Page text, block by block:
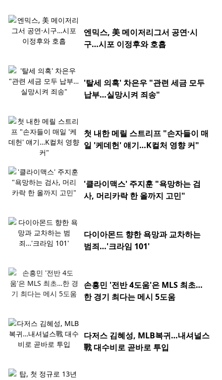
엔믹스, 美 메이저리그서 공연·시
구…시포 이정후와 호흡
'탈세 의혹' 차은우 "관련 세금 모두
납부…실망시켜 죄송"
첫 내한 메릴 스트리프 "손자들이 매
일 '케데헌' 얘기…K컬처 영향 커"
'클라이맥스' 주지훈 "욕망하는 검
사, 머리카락 한 올까지 고민"
다이아몬드 향한 욕망과 교차하는
범죄…'크라임 101'
손흥민 '전반 4도움'은 MLS 최초…
한 경기 최다는 메시 5도움
다저스 김혜성, MLB복귀…내셔널스
戰 대수비로 곧바로 투입